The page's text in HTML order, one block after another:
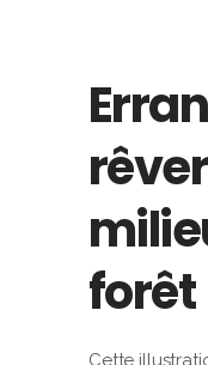
forêt
Cette